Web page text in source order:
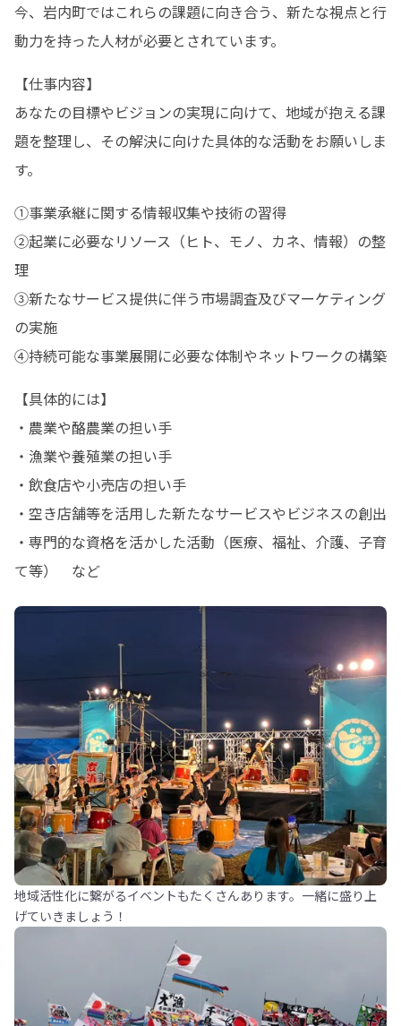
今、岩内町ではこれらの課題に向き合う、新たな視点と行
動力を持った人材が必要とされています。
【仕事内容】
あなたの目標やビジョンの実現に向けて、地域が抱える課
題を整理し、その解決に向けた具体的な活動をお願いしま
す。
①事業承継に関する情報収集や技術の習得
②起業に必要なリソース（ヒト、モノ、カネ、情報）の整
理
③新たなサービス提供に伴う市場調査及びマーケティング
の実施
④持続可能な事業展開に必要な体制やネットワークの構築
【具体的には】
・農業や酪農業の担い手
・漁業や養殖業の担い手
・飲食店や小売店の担い手
・空き店舗等を活用した新たなサービスやビジネスの創出
・専門的な資格を活かした活動（医療、福祉、介護、子育
て等）　など
地域活性化に繋がるイベントもたくさんあります。一緒に盛り上
げていきましょう！